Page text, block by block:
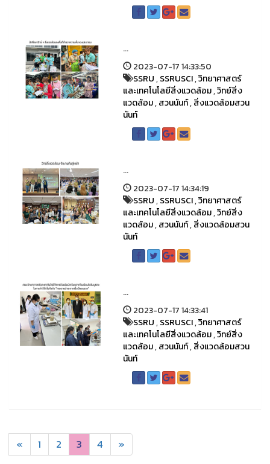
...
2023-07-17 14:33:50
SSRU,SSRUSCI,วิทยาศาสตร์
และเทคโนโลยีสิ่งแวดล้อม,วิทย์สิ่ง
แวดล้อม,สวนนันท์,สิ่งแวดล้อมสวน
นันท์
...
2023-07-17 14:34:19
SSRU,SSRUSCI,วิทยาศาสตร์
และเทคโนโลยีสิ่งแวดล้อม,วิทย์สิ่ง
แวดล้อม,สวนนันท์,สิ่งแวดล้อมสวน
นันท์
...
2023-07-17 14:33:41
SSRU,SSRUSCI,วิทยาศาสตร์
และเทคโนโลยีสิ่งแวดล้อม,วิทย์สิ่ง
แวดล้อม,สวนนันท์,สิ่งแวดล้อมสวน
นันท์
« 1 2 3 4 »